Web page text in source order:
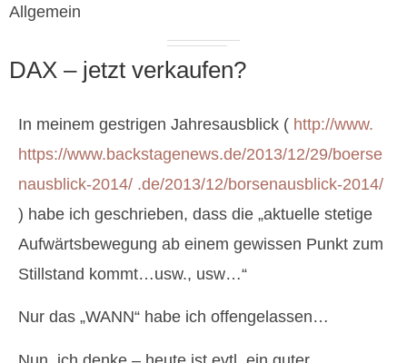
Allgemein
DAX – jetzt verkaufen?
In meinem gestrigen Jahresausblick ( http://www.
https://www.backstagenews.de/2013/12/29/boerse
nausblick-2014/ .de/2013/12/borsenausblick-2014/
) habe ich geschrieben, dass die „aktuelle stetige
Aufwärtsbewegung ab einem gewissen Punkt zum
Stillstand kommt…usw., usw…“
Nur das „WANN“ habe ich offengelassen…